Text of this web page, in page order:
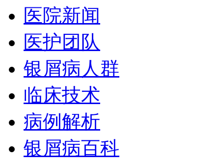
医院新闻
医护团队
银屑病人群
临床技术
病例解析
银屑病百科